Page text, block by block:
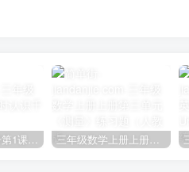
三年级数学上册第1课时认识千克（苏教版） 三年级数学上册上册第三单元《测量》练习题（人教版）